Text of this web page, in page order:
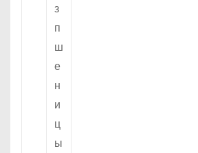
з
п
ш
е
н
и
ц
ы